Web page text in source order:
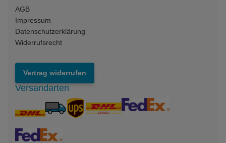
AGB
Impressum
Datenschutzerklärung
Widerrufsrecht
Vertrag widerrufen
Versandarten